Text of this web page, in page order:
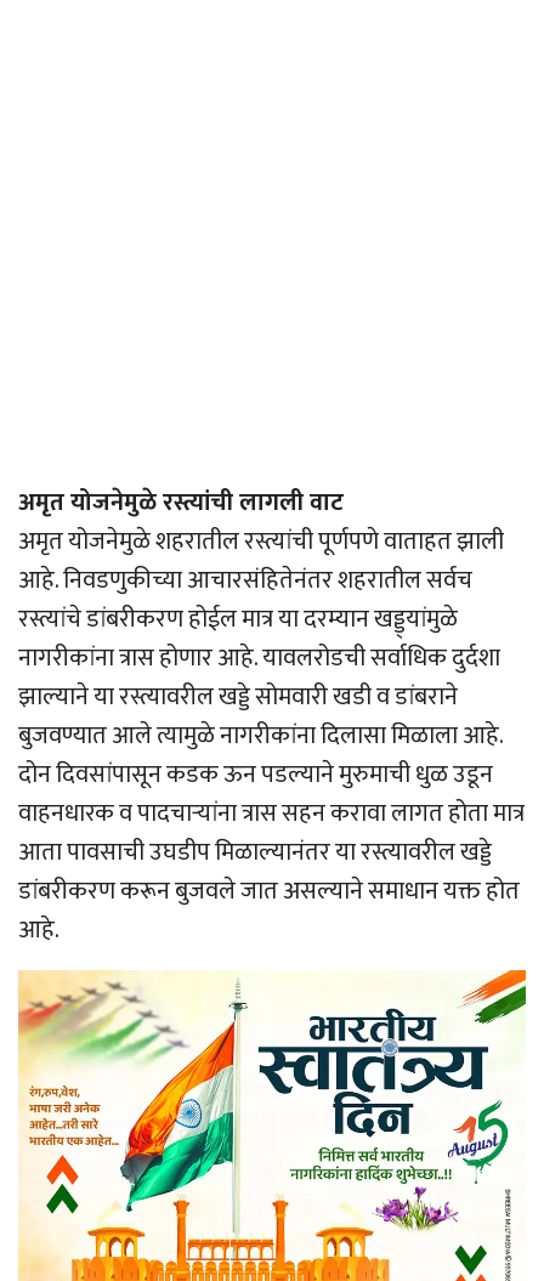
अमृत योजनेमुळे रस्त्यांची लागली वाट
अमृत योजनेमुळे शहरातील रस्त्यांची पूर्णपणे वाताहत झाली
आहे. निवडणुकीच्या आचारसंहितेनंतर शहरातील सर्वच
रस्त्यांचे डांबरीकरण होईल मात्र या दरम्यान खड्ड्यांमुळे
नागरीकांना त्रास होणार आहे. यावलरोडची सर्वाधिक दुर्दशा
झाल्याने या रस्त्यावरील खड्डे सोमवारी खडी व डांबराने
बुजवण्यात आले त्यामुळे नागरीकांना दिलासा मिळाला आहे.
दोन दिवसांपासून कडक ऊन पडल्याने मुरुमाची धुळ उडून
वाहनधारक व पादचार्‍यांना त्रास सहन करावा लागत होता मात्र
आता पावसाची उघडीप मिळाल्यानंतर या रस्त्यावरील खड्डे
डांबरीकरण करून बुजवले जात असल्याने समाधान यक्त होत
आहे.